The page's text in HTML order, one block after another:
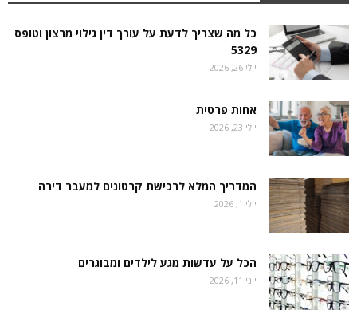
כל מה שצריך לדעת על עורך דין גילוי מרצון וטופס
5329
יולי 26, 2026
אחות פרטית
יולי 23, 2026
המדריך המלא לרכישת קרטונים למעבר דירה
יולי 1, 2026
הכל על עדשות מגע לילדים ומבוגרים
יוני 11, 2026